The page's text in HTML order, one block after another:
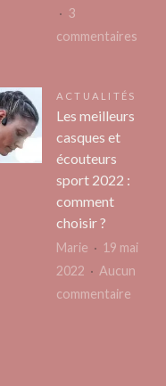
de
ses
3
commentaires
ACTUALITÉS
Les meilleurs
casques et
écouteurs
sport 2022 :
comment
choisir ?
Marie
19 mai
2022
Aucun
commentaire